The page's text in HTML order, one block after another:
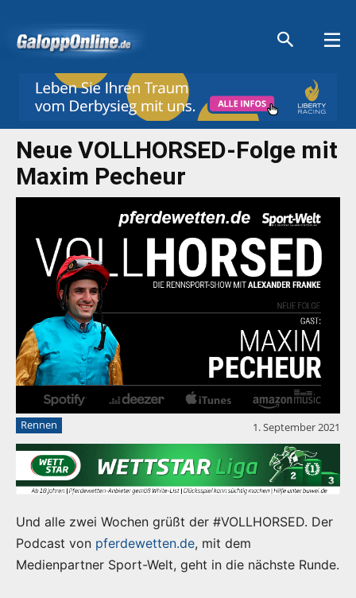
Neue VOLLHORSED-Folge mit
Maxim Pecheur
Rennen 1. September 2021
Und alle zwei Wochen grüßt der #VOLLHORSED. Der
Podcast von pferdewetten.de, mit dem
Medienpartner Sport-Welt, geht in die nächste Runde.